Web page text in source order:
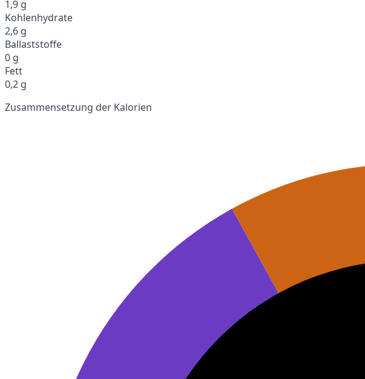
1,9 g
Kohlenhydrate
2,6 g
Ballaststoffe
0 g
Fett
0,2 g
Zusammensetzung der Kalorien